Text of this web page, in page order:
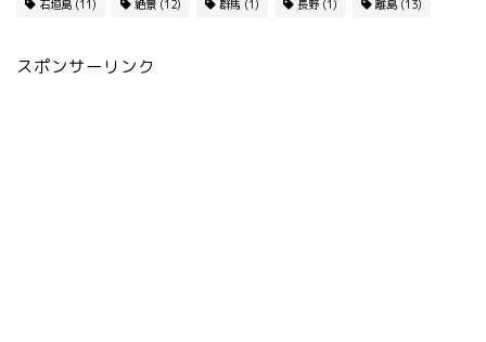
石垣島 (11) 絶景 (12) 群馬 (1) 長野 (1) 離島 (13)
スポンサーリンク